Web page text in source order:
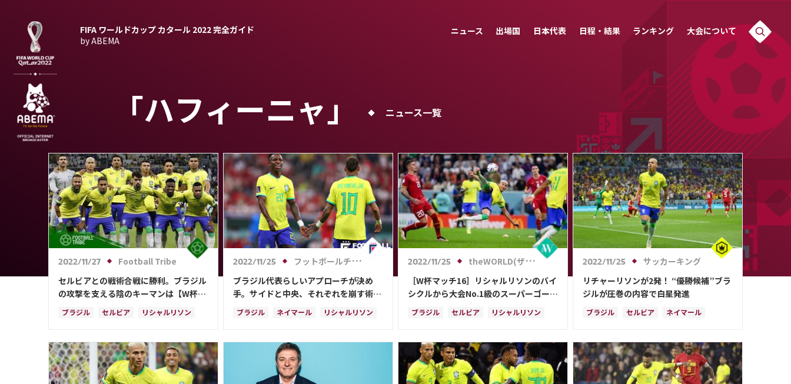
FIFA ワールドカップ カタール 2022完全ガイド
by ABEMA
ニュース 出場国 日本代表 日程・結果 ランキング 大会について
「ハフィーニャ」 ニュース一覧
2022/11/27
Football Tribe
セルビアとの戦術合戦に勝利。ブラジル
の攻撃を支える陰のキーマンは【W杯試
合分析】
ブラジル セルビア リシャルリソン
ビニシウス・ジュニオー カゼミーロ
2022/11/25
フットボールチャンネル
ブラジル代表らしいアプローチが決め
手。サイドと中央、それぞれを崩す術と
は？【カタールW杯】
ブラジル ネイマール リシャルリソン
ハフィーニャ
2022/11/25
theWORLD(ザ・ワールドWeb)
［W杯マッチ16］リシャルリソンのバイ
シクルから大会No.1級のスーパーゴール
が炸裂！ 優勝候補ブラジルがセルビア
を圧倒
ブラジル セルビア リシャルリソン
ハフィーニャ スイス フランス
カメルーン ガブリエウ・ジェズス
ドイツ オランダ ポーランド
2022/11/25
サッカーキング
リチャーリソンが2発！ “優勝候補”ブラ
ジルが圧巻の内容で白星発進
ブラジル セルビア ネイマール
カメルーン ガブリエウ・ジェズス